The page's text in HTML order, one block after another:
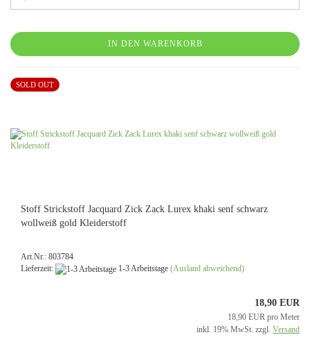
IN DEN WARENKORB
SOLD OUT
Stoff Strickstoff Jacquard Zick Zack Lurex khaki senf schwarz
wollweiß gold Kleiderstoff
Art.Nr.: 803784
Lieferzeit:
1-3 Arbeitstage (Ausland abweichend)
18,90 EUR
18,90 EUR pro Meter
inkl. 19% MwSt. zzgl. Versand